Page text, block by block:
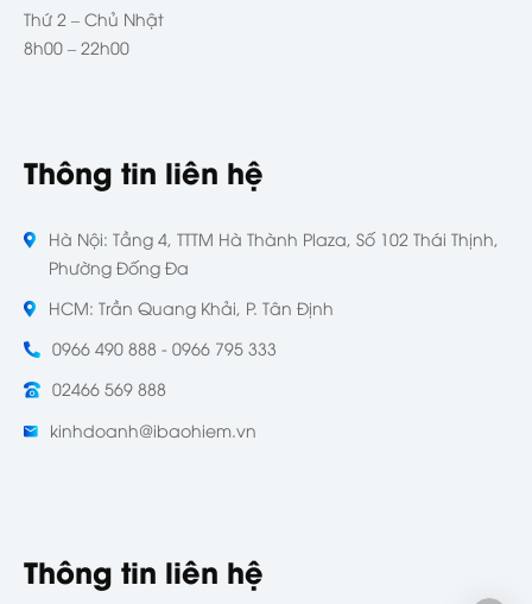
Thứ 2 – Chủ Nhật
8h00 – 22h00
Thông tin liên hệ
Hà Nội: Tầng 4, TTTM Hà Thành Plaza, Số 102 Thái Thịnh,
Phường Đống Đa
HCM: Trần Quang Khải, P. Tân Định
0966 490 888 - 0966 795 333
02466 569 888
kinhdoanh@ibaohiem.vn
Thông tin liên hệ